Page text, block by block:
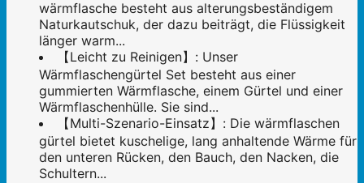
wärmflasche besteht aus alterungsbeständigem
Naturkautschuk, der dazu beiträgt, die Flüssigkeit
länger warm...
【Leicht zu Reinigen】: Unser
Wärmflaschengürtel Set besteht aus einer
gummierten Wärmflasche, einem Gürtel und einer
Wärmflaschenhülle. Sie sind...
【Multi-Szenario-Einsatz】: Die wärmflaschen
gürtel bietet kuschelige, lang anhaltende Wärme für
den unteren Rücken, den Bauch, den Nacken, die
Schultern...